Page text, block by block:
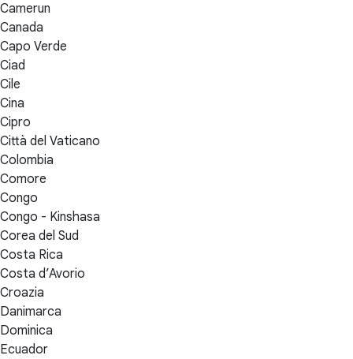
Camerun
Canada
Capo Verde
Ciad
Cile
Cina
Cipro
Città del Vaticano
Colombia
Comore
Congo
Congo - Kinshasa
Corea del Sud
Costa Rica
Costa d’Avorio
Croazia
Danimarca
Dominica
Ecuador